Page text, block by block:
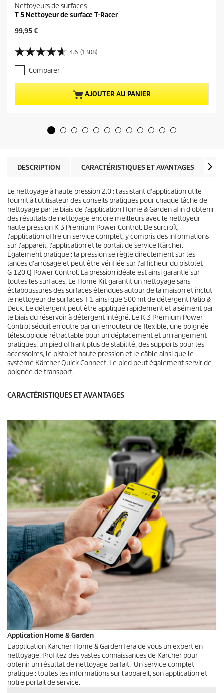
Nettoyeurs de surfaces
T 5 Nettoyeur de surface T-Racer
P
i
x
a
c
t
u
d
t
99,95 €
4.6 (1308)
4
.
6
s
r
e
1
3
0
8
a
v
i
s
Comparer
AJOUTER AU PANIER
DESCRIPTION CARACTÉRISTIQUES ET AVANTAGES
Le nettoyage à haute pression 2.0 : l'assistant d'application utile
fournit à l'utilisateur des conseils pratiques pour chaque tâche de
nettoyage par le biais de l'application Home & Garden afin d'obtenir
des résultats de nettoyage encore meilleurs avec le nettoyeur
haute pression K 3 Premium Power Control. De surcroît,
l'application offre un service complet, y compris des informations
sur l'appareil, l'application et le portail de service Kärcher.
Également pratique : la pression se règle directement sur les
lances d'arrosage et peut être vérifiée sur l'afficheur du pistolet
G 120 Q Power Control. La pression idéale est ainsi garantie sur
toutes les surfaces. Le Home Kit garantit un nettoyage sans
éclaboussures des surfaces étendues autour de la maison et inclut
le nettoyeur de surfaces T 1 ainsi que 500 ml de détergent Patio &
Deck. Le détergent peut être appliqué rapidement et aisément par
le biais du réservoir à détergent intégré. Le K 3 Premium Power
Control séduit en outre par un enrouleur de flexible, une poignée
télescopique rétractable pour un déplacement et un rangement
pratiques, un pied offrant plus de stabilité, des supports pour les
accessoires, le pistolet haute pression et le câble ainsi que le
système KärcherQuick Connect. Le pied peut également servir de
poignée de transport.
CARACTÉRISTIQUES ET AVANTAGES
Application Home & Garden
L'application Kärcher Home & Garden fera de vous un expert en
nettoyage. Profitez des vastes connaissances de Kärcher pour
obtenir un résultat de nettoyage parfait. Un service complet
pratique : toutes les informations sur l'appareil, son application et
notre portail de service.